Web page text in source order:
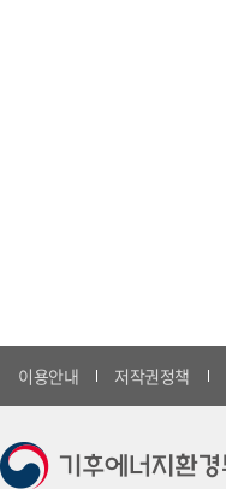
이용안내 저작권정책